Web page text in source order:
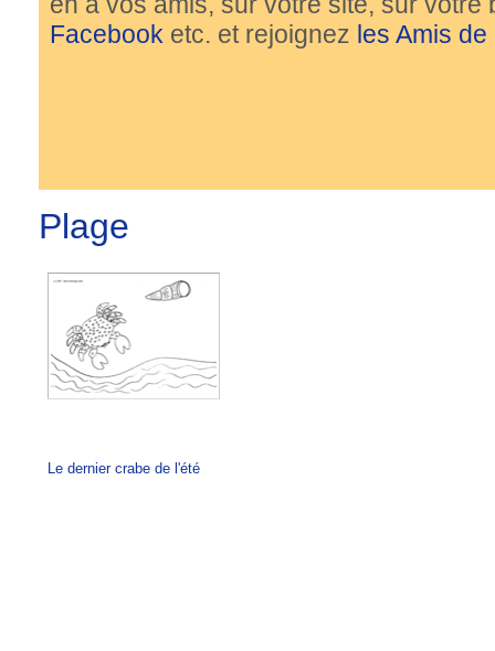
Facebook etc. et rejoignez les Amis
Plage
Le dernier crabe de l'été